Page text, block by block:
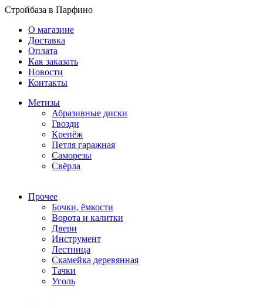
Стройбаза в Парфино
О магазине
Доставка
Оплата
Как заказать
Новости
Контакты
Метизы
Абразивные диски
Гвозди
Крепёж
Петля гаражная
Саморезы
Свёрла
Прочее
Бочки, ёмкости
Ворота и калитки
Двери
Инструмент
Лестница
Скамейка деревянная
Тачки
Уголь